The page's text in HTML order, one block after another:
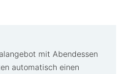
mit Abendessen
automatisch einen